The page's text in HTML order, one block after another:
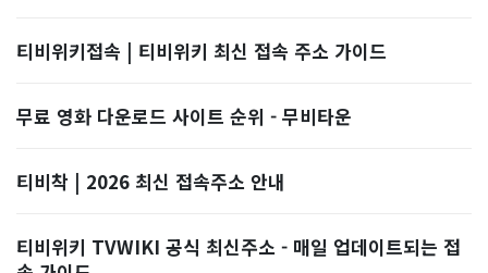
티비위키접속 | 티비위키 최신 접속 주소 가이드
무료 영화 다운로드 사이트 순위 - 무비타운
티비착 | 2026 최신 접속주소 안내
티비위키 TVWIKI 공식 최신주소 - 매일 업데이트되는 접